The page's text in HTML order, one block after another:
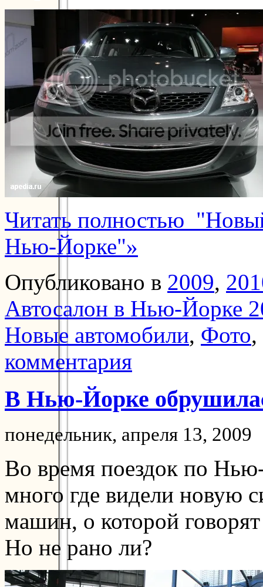
Читать полностью
Нью-Йорке"»
Опубликовано в 2009,
Автосалон в Нью-Йорке
Новые автомобили, Фото,
комментария
В Нью-Йорке
понедельник, апреля 13, 2009
Во время поездок по
много где видели новую
машин, о которой
Но не рано ли?